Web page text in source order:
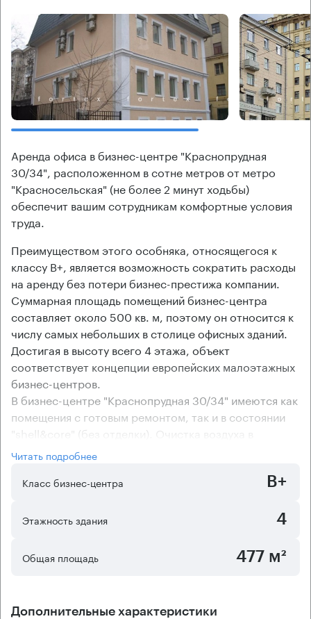
Аренда офиса в бизнес-центре "Краснопрудная
30/34", расположенном в сотне метров от метро
"Красносельская" (не более 2 минут ходьбы)
обеспечит вашим сотрудникам комфортные условия
труда.
Преимуществом этого особняка, относящегося к
классу В+, является возможность сократить расходы
на аренду без потери бизнес-престижа компании.
Суммарная площадь помещений бизнес-центра
составляет около 500 кв. м, поэтому он относится к
числу самых небольших в столице офисных зданий.
Достигая в высоту всего 4 этажа, объект
соответствует концепции европейских малоэтажных
бизнес-центров.
В бизнес-центре "Краснопрудная 30/34" имеются как
помещения с готовым ремонтом, так и в состоянии
"shell&core" (без отделки). Очистка воздуха в
помещениях особняка осуществляется при помощи
централизованной приточно-вытяжной вентиляции, а
комфортный температурный режим поддерживается
использовать пространство позволит смешанная
Читать подробнее
Класс бизнес-центра
B+
Этажность здания 4
Общая площадь 477 м²
Дополнительные характеристики